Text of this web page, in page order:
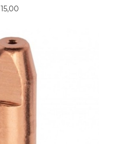
Pris
15,00